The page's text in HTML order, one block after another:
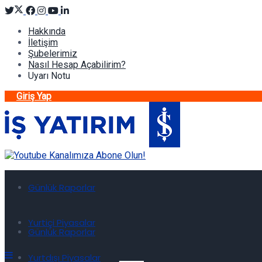
Hakkında
İletişim
Şubelerimiz
Nasıl Hesap Açabilirim?
Uyarı Notu
Giriş Yap
Günlük Raporlar
Yurtiçi Piyasalar
Yurtdışı Piyasalar
Günlük Raporlar